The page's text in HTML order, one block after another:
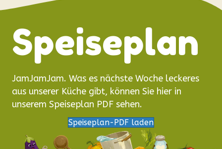
Speiseplan
JamJamJam. Was es nächste Woche leckeres
aus unserer Küche gibt, können Sie hier in
unserem Speiseplan PDF sehen.
Speiseplan-PDF laden